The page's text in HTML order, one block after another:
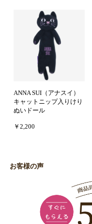
ANNA SUI（アナスイ）
キャットニップ入りけり
ぬいドール
￥2,200
お客様の声